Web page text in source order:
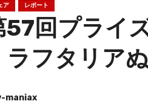
ア レポート
57回プライ
ラフタリア
maniax